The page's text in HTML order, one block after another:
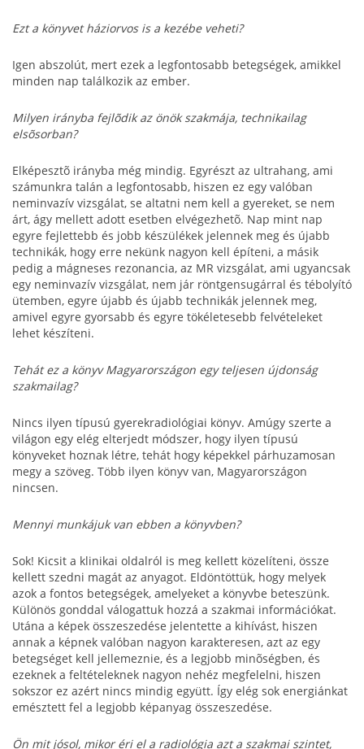
Ezt a könyvet háziorvos is a kezébe veheti?
Igen abszolút, mert ezek a legfontosabb betegségek, amikkel
minden nap találkozik az ember.
Milyen irányba fejlõdik az önök szakmája, technikailag
elsõsorban?
Elképesztõ irányba még mindig. Egyrészt az ultrahang, ami
számunkra talán a legfontosabb, hiszen ez egy valóban
neminvazív vizsgálat, se altatni nem kell a gyereket, se nem
árt, ágy mellett adott esetben elvégezhetõ. Nap mint nap
egyre fejlettebb és jobb készülékek jelennek meg és újabb
technikák, hogy erre nekünk nagyon kell építeni, a másik
pedig a mágneses rezonancia, az MR vizsgálat, ami ugyancsak
egy neminvazív vizsgálat, nem jár röntgensugárral és tébolyító
ütemben, egyre újabb és újabb technikák jelennek meg,
amivel egyre gyorsabb és egyre tökéletesebb felvételeket
lehet készíteni.
Tehát ez a könyv Magyarországon egy teljesen újdonság
szakmailag?
Nincs ilyen típusú gyerekradiológiai könyv. Amúgy szerte a
világon egy elég elterjedt módszer, hogy ilyen típusú
könyveket hoznak létre, tehát hogy képekkel párhuzamosan
megy a szöveg. Több ilyen könyv van, Magyarországon
nincsen.
Mennyi munkájuk van ebben a könyvben?
Sok! Kicsit a klinikai oldalról is meg kellett közelíteni, össze
kellett szedni magát az anyagot. Eldöntöttük, hogy melyek
azok a fontos betegségek, amelyeket a könyvbe beteszünk.
Különös gonddal válogattuk hozzá a szakmai információkat.
Utána a képek összeszedése jelentette a kihívást, hiszen
annak a képnek valóban nagyon karakteresen, azt az egy
betegséget kell jellemeznie, és a legjobb minõségben, és
ezeknek a feltételeknek nagyon nehéz megfelelni, hiszen
sokszor ez azért nincs mindig együtt. Így elég sok energiánkat
emésztett fel a legjobb képanyag összeszedése.
Ön mit jósol, mikor éri el a radiológia azt a szakmai szintet,